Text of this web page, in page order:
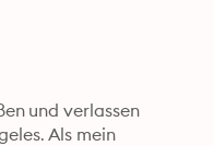
und verlassen
Als mein